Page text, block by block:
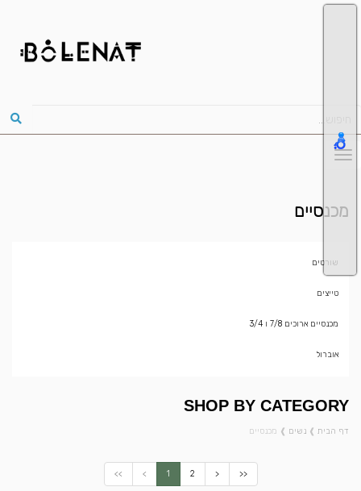
מכנסיים
שורטים
טייצים
מכנסיים ארוכים 7/8 ו 3/4
אוברול
SHOP BY CATEGORY
דף הבית ❱ נשים ❱ מכנסיים
<< < 1 2 > >>